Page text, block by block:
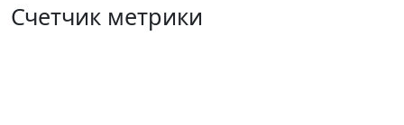
Счетчик метрики